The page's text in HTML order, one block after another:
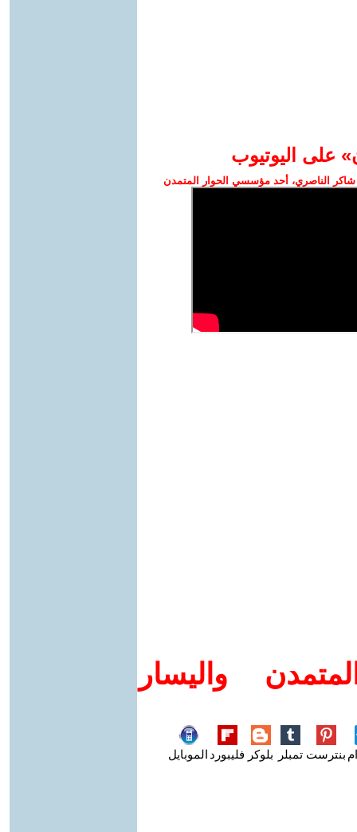
على اليوتيوب
الناصري، أحد مؤسسي الحوار المتمدن
واليسار
بنترست تمبلر بلوكر فليبورد الموبايل